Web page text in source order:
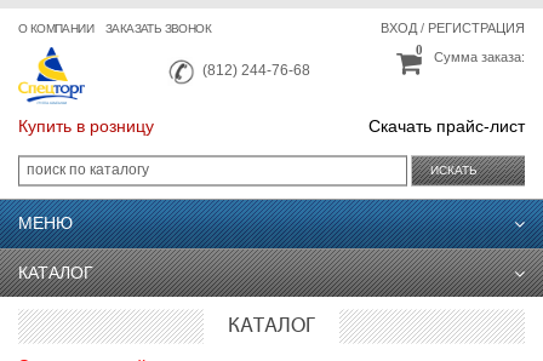
О КОМПАНИИ ЗАКАЗАТЬ ЗВОНОК
(812) 244-76-68
ВХОД/ РЕГИСТРАЦИЯ
Сумма заказа:
0
Купить в розницу Скачать прайс-лист
ИСКАТЬ
МЕНЮ
КАТАЛОГ
КАТАЛОГ